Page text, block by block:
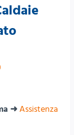
➜Assistenza